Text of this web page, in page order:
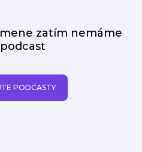
zatím nemáme
PODCASTY